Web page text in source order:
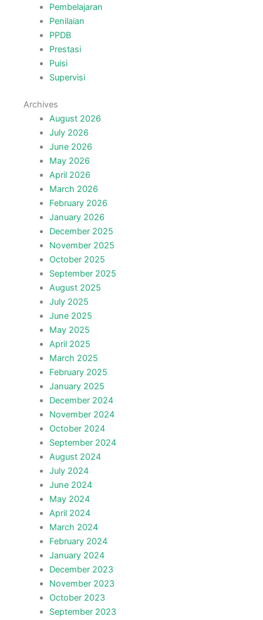
Pembelajaran
Penilaian
PPDB
Prestasi
Puisi
Supervisi
Archives
August 2026
July 2026
June 2026
May 2026
April 2026
March 2026
February 2026
January 2026
December 2025
November 2025
October 2025
September 2025
August 2025
July 2025
June 2025
May 2025
April 2025
March 2025
February 2025
January 2025
December 2024
November 2024
October 2024
September 2024
August 2024
July 2024
June 2024
May 2024
April 2024
March 2024
February 2024
January 2024
December 2023
November 2023
October 2023
September 2023